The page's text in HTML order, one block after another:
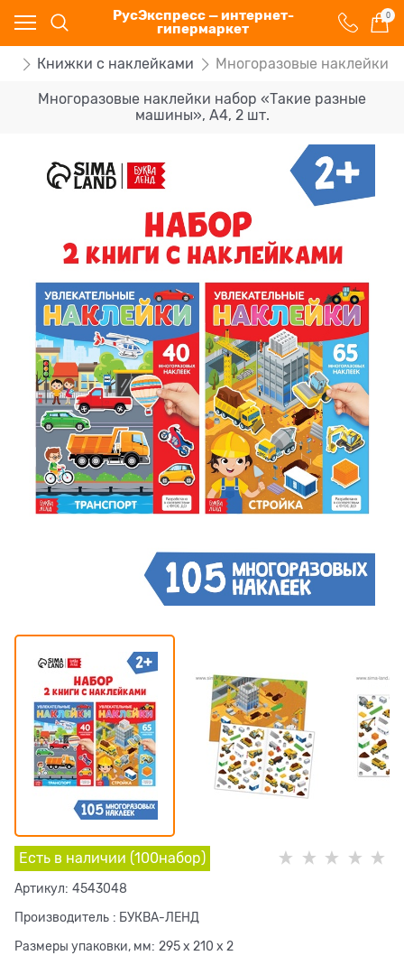
РусЭкспресс — интернет-
гипермаркет
0
Книжки c наклейками Многоразовые наклейки
Многоразовые наклейки набор «Такие разные
машины», А4, 2 шт.
Есть в наличии (100набор)
Артикул: 4543048
Производитель : БУКВА-ЛЕНД
Размеры упаковки, мм: 295 x 210 x 2